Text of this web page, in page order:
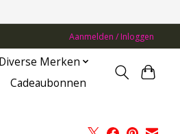
Aanmelden / Inloggen
Diverse Merken
Cadeaubonnen